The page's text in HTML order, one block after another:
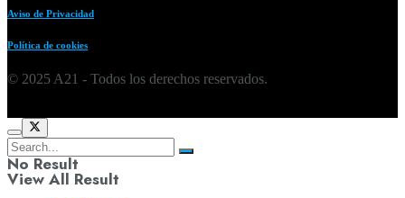
Aviso de Privacidad
Política de cookies
© 2025 A21 - Todos los derechos reservados.
No Result
View All Result